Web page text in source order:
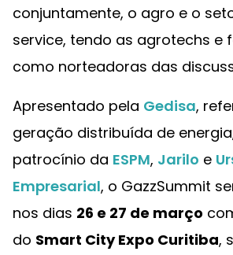
conjuntamente, o agro e o
service, tendo as agrotechs e
como norteadoras das
Apresentado pela Gedisa,
geração distribuída de
patrocínio da ESPM, Jarilo e
Empresarial, o GazzSummit
nos dias 26 e 27 de março
do Smart City Expo Curitiba,